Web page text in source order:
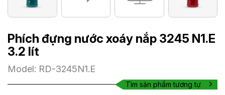
Phích đựng nước xoáy nắp 3245 N1.E
3.2 lít
Model: RD-3245N1.E
Tìm sản phẩm tương tự